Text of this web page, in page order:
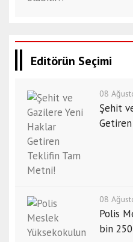
Editörün Seçimi
08
Şehit
Getiren
08
Polis
bin